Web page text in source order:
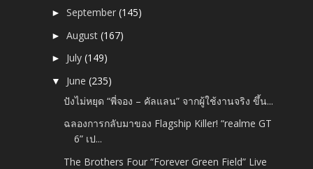
►September(145)
►August(167)
► July(149)
▼ June(235)
ปังไม่หยุด “พี่จอง – คัลแลน” จากผู้ใช้งานจริง ขึ้น...
ฉลองการกลับมาของ Flagship Killer! “realme GT
6” เป...
The Brothers Four “Forever Green Field” Live